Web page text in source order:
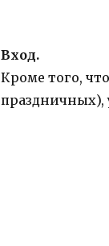
Вход.
Кроме того,
праздничных),